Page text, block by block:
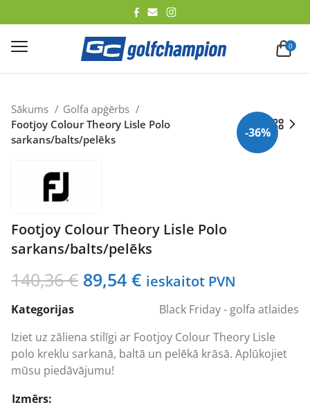
0
-36%
Sākums
Golfa apģērbs
Footjoy Colour Theory Lisle Polo
sarkans/balts/pelēks
Footjoy Colour Theory Lisle Polo
sarkans/balts/pelēks
140,36€ Original
140,36 €.
89,54 €Current
price
89,54 €.
ieskaitot PVN
Kategorijas
Black Friday - golfa atlaides
Iziet uz zāliena stilīgi ar Footjoy Colour Theory Lisle
polo kreklu sarkanā, baltā un pelēkā krāsā. Aplūkojiet
mūsu piedāvājumu!
Izmērs: